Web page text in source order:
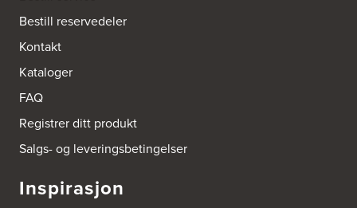
Bestill reservedeler
Kontakt
Kataloger
FAQ
Registrer ditt produkt
Salgs- og leveringsbetingelser
Inspirasjon